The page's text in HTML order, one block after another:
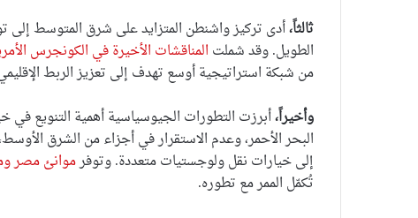
ثالثاً،أدى تركيز واشنطن المتزايد على شرق المتوسط ​​إلى
الطويل. وقد شملت المناقشات الأخيرة في الكونجرس
من شبكة استراتيجية أوسع تهدف إلى تعزيز الربط
وأخيراً،أبرزت التطورات الجيوسياسية أهمية التنويع
البحر الأحمر، وعدم الاستقرار في أجزاء من الشرق
إلى خيارات نقل ولوجستيات متعددة. وتوفرموانئ مصر
تُكمّل الممر مع تطوره.